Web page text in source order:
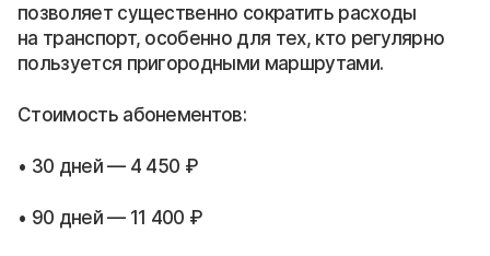
позволяет существенно сократить расходы
на транспорт, особенно для тех, кто регулярно
пользуется пригородными маршрутами.
Стоимость абонементов:
• 30 дней — 4 450 ₽
• 90 дней — 11 400 ₽